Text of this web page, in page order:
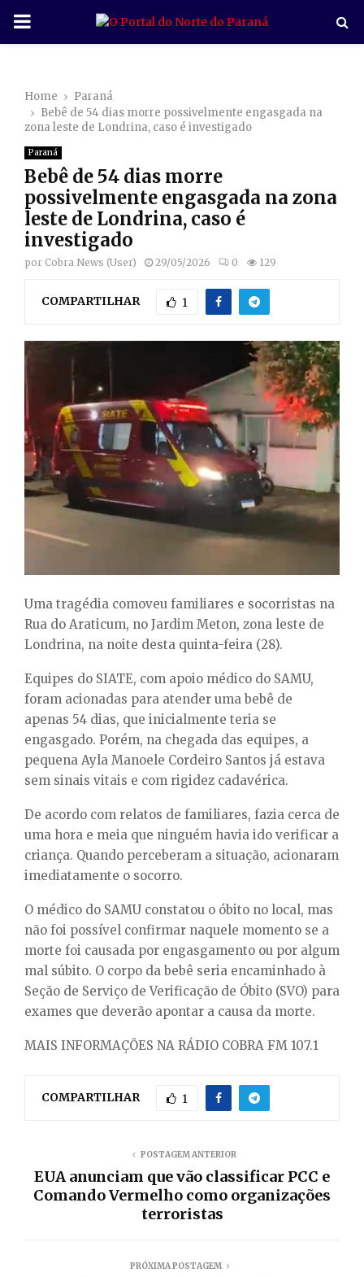
P
M
A
R
N
U
Home
Paraná
Bebê de 54 dias morre possivelmente engasgada na
zona leste de Londrina, caso é investigado
Paraná
Bebê de 54 dias morre
possivelmente engasgada na zona
leste de Londrina, caso é
investigado
por Cobra News (User) 29/05/2026 0 129
COMPARTILHAR 1
Uma tragédia comoveu familiares e socorristas na
Rua do Araticum, no Jardim Meton, zona leste de
Londrina, na noite desta quinta-feira (28).
Equipes do SIATE, com apoio médico do SAMU,
foram acionadas para atender uma bebê de
apenas 54 dias, que inicialmente teria se
engasgado. Porém, na chegada das equipes, a
pequena Ayla Manoele Cordeiro Santos já estava
sem sinais vitais e com rigidez cadavérica.
De acordo com relatos de familiares, fazia cerca de
uma hora e meia que ninguém havia ido verificar a
criança. Quando perceberam a situação, acionaram
imediatamente o socorro.
O médico do SAMU constatou o óbito no local, mas
não foi possível confirmar naquele momento se a
morte foi causada por engasgamento ou por algum
mal súbito. O corpo da bebê seria encaminhado à
Seção de Serviço de Verificação de Óbito (SVO) para
exames que deverão apontar a causa da morte.
MAIS INFORMAÇÕES NA RÁDIO COBRA FM 107.1
COMPARTILHAR 1
POSTAGEM ANTERIOR
EUA anunciam que vão classificar PCC e
Comando Vermelho como organizações
terroristas
PRÓXIMA POSTAGEM